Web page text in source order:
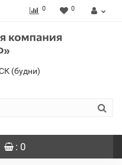
0 0
(будни)
: 0